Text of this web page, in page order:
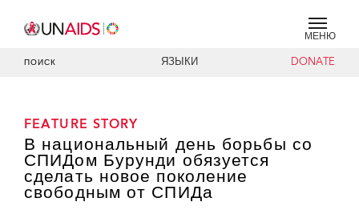
МЕНЮ
ПОИСК ЯЗЫКИ DONATE
FEATURE STORY
В национальный день борьбы со
СПИДом Бурунди обязуется
сделать новое поколение
свободным от СПИДа